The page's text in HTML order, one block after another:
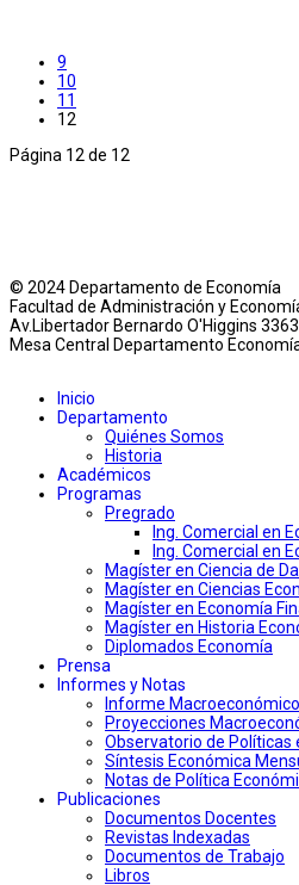
9
10
11
12
Página 12 de 12
© 2024 Departamento de Economía
Facultad de Administración y
Av.Libertador Bernardo O'Higgins
Mesa Central Departamento
Inicio
Departamento
Quiénes Somos
Historia
Académicos
Programas
Pregrado
Ing. Comercial en
Ing. Comercial en
Magíster en Ciencia de
Magíster en Ciencias
Magíster en Economía
Magíster en Historia
Diplomados Economía
Prensa
Informes y Notas
Informe
Proyecciones
Observatorio de Políticas
Síntesis Económica
Notas de Política
Publicaciones
Documentos Docentes
Revistas Indexadas
Documentos de Trabajo
Libros